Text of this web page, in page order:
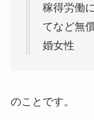
稼得労働
てなど無
婚女性
のことです。